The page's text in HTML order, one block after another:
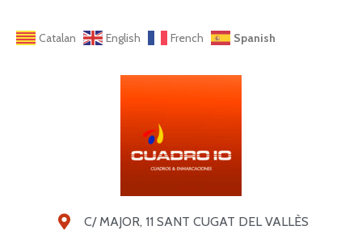
Catalan English French Spanish
C/ MAJOR, 11 SANT CUGAT DEL VALLÈS